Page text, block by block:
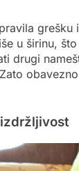
grešku
u širinu,
drugi